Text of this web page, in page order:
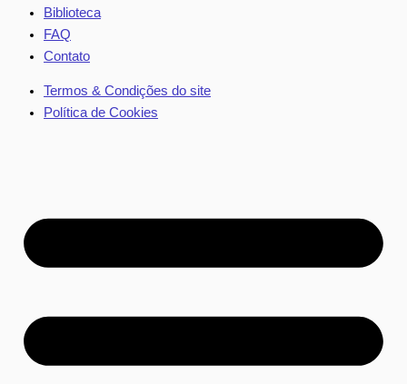
Biblioteca
FAQ
Contato
Termos & Condições do site
Política de Cookies